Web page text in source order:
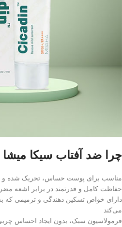
چرا ضد آفتاب سیکا میشا
مناسب برای پوست‌ حساس، تحریک‌ شده و
حفاظت کامل و قدرتمند در برابر اشعه‌
دارای خواص تسکین‌ دهندگی و ترمیمی که
می‌کند
فرمولاسیون سبک، بدون ایجاد احساس